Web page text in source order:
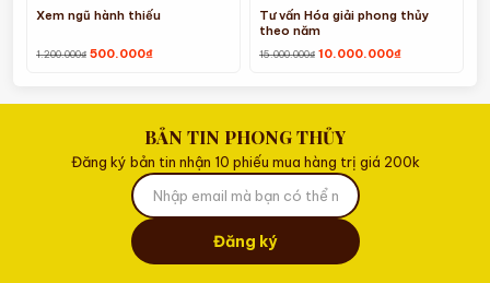
Xem ngũ hành thiếu
1.200.000₫ Giá
1.200.000₫.
500.000₫Giá
là:
500.000₫.
Tư vấn Hóa giải phong thủy
theo năm
15.000.000₫ Giá
15.000.000₫.
10.000.000₫Giá
là:
BẢN TIN PHONG THỦY
Đăng ký bản tin nhận 10 phiếu mua hàng trị giá 200k
Đăng ký